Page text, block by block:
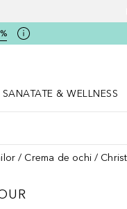
SANATATE & WELLNESS
Crema de ochi